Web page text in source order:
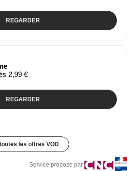
REGARDER
2,99 €
REGARDER
les offres VOD
Service proposé par